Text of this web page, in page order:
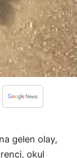
Eskişehir
Gaziantep
Giresun
Gümüşhane
Mersin
gelen olay,
okul